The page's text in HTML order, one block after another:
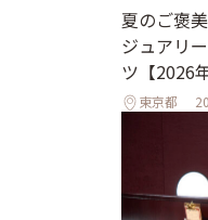
夏のご褒
ジュアリ
ツ【2026
東京都